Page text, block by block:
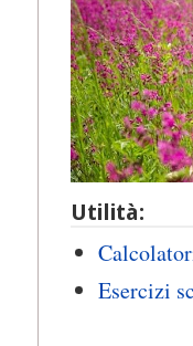
Utilità:
Esercizi